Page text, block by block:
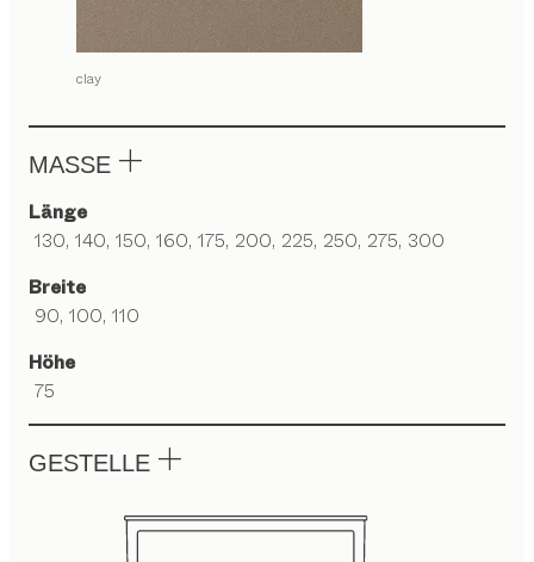
clay
MASSE
Länge
130, 140, 150, 160, 175, 200, 225, 250, 275, 300
Breite
90, 100, 110
Höhe
75
GESTELLE